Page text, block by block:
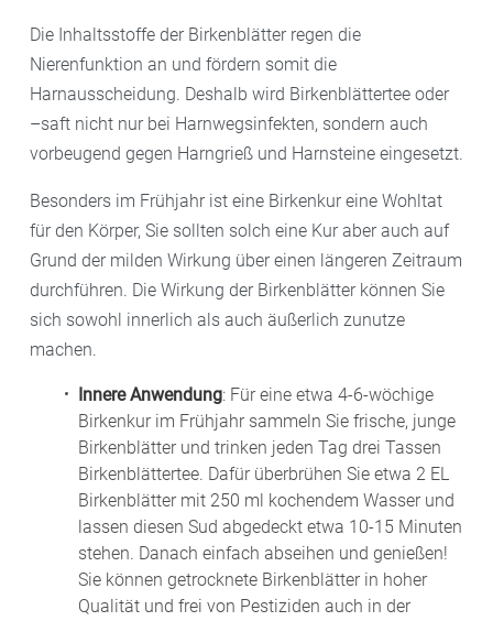
Die Inhaltsstoffe der Birkenblätter regen die
Nierenfunktion an und fördern somit die
Harnausscheidung. Deshalb wird Birkenblättertee oder
–saft nicht nur bei Harnwegsinfekten, sondern auch
vorbeugend gegen Harngrieß und Harnsteine eingesetzt.
Besonders im Frühjahr ist eine Birkenkur eine Wohltat
für den Körper, Sie sollten solch eine Kur aber auch auf
Grund der milden Wirkung über einen längeren Zeitraum
durchführen. Die Wirkung der Birkenblätter können Sie
sich sowohl innerlich als auch äußerlich zunutze
machen.
Innere Anwendung: Für eine etwa 4-6-wöchige
Birkenkur im Frühjahr sammeln Sie frische, junge
Birkenblätter und trinken jeden Tag drei Tassen
Birkenblättertee. Dafür überbrühen Sie etwa 2 EL
Birkenblätter mit 250 ml kochendem Wasser und
lassen diesen Sud abgedeckt etwa 10-15 Minuten
stehen. Danach einfach abseihen und genießen!
Sie können getrocknete Birkenblätter in hoher
Qualität und frei von Pestiziden auch in der